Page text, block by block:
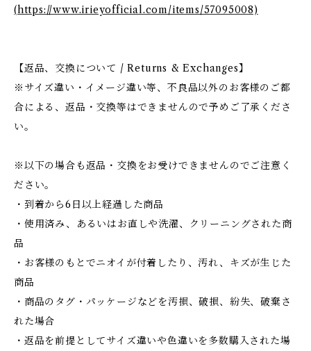
(https://www.irieyofficial.com/items/57095008)
【返品、交換について / Returns & Exchanges】
※サイズ違い・イメージ違い等、不良品以外のお客様のご都
合による、返品・交換等はできませんので予めご了承くださ
い。
※以下の場合も返品・交換をお受けできませんのでご注意く
ださい。
・到着から6日以上経過した商品
・使用済み、あるいはお直しや洗濯、クリーニングされた商
品
・お客様のもとでニオイが付着したり、汚れ、キズが生じた
商品
・商品のタグ・パッケージなどを汚損、破損、紛失、破棄さ
れた場合
・返品を前提としてサイズ違いや色違いを多数購入された場